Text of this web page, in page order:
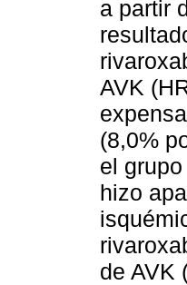
a partir
AVK
(8,0%
el
hizo
de AVK